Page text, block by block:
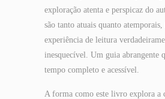
exploração atenta e perspicaz do
são tanto atuais quanto
experiência de leitura
inesquecível. Um guia abrangente
tempo completo e acessível.
A forma como este livro explora a